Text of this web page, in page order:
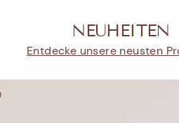
NEUHEITEN
Entdecke unsere neusten